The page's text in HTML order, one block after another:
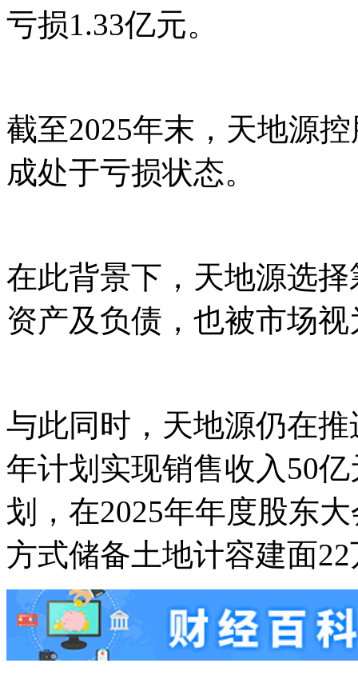
亏损1.33亿元。
截至2025年末，天地源
成处于亏损状态。
在此背景下，天地源选
资产及负债，也被市场
与此同时，天地源仍在
年计划实现销售收入50
划，在2025年年度股东
方式储备土地计容建面